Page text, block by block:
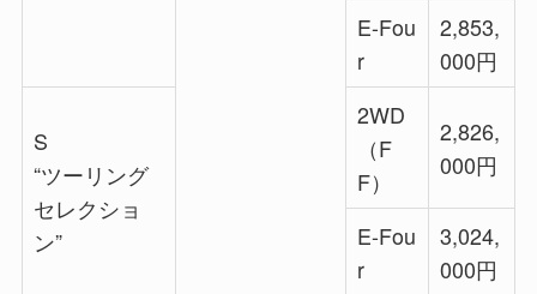
E-Fou
r
2,853,
000円
S
“ツーリング
セレクショ
ン”
2WD
（F
F）
2,826,
000円
E-Fou
r
3,024,
000円